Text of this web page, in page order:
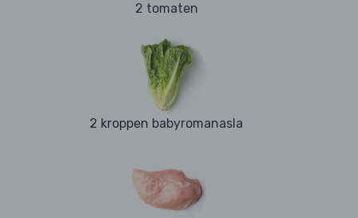
2 tomaten
2 kroppen babyromanasla